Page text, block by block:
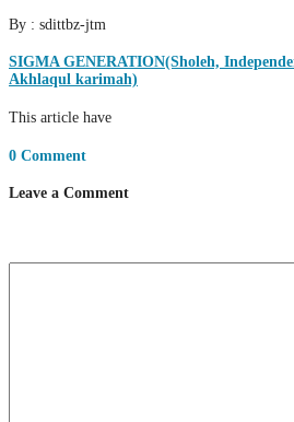
By : sdittbz-jtm
SIGMA GENERATION(Sholeh,
Akhlaqul karimah)
This article have
0 Comment
Leave a Comment